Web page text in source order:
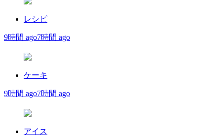
レシピ
9時間 ago7時間 ago
ケーキ
9時間 ago7時間 ago
アイス